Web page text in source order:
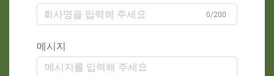
0/200
메시지